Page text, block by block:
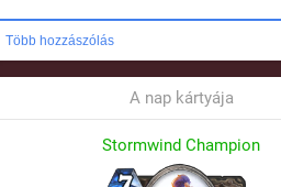
Több hozzászólás
A nap kártyája
Stormwind Champion